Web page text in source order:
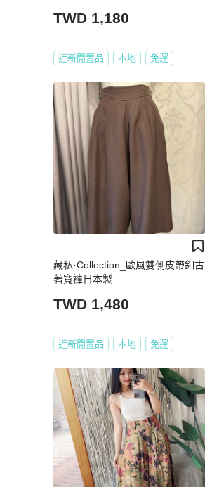
TWD 1,180
近新閒置品 本地 免運
藏私·Collection_歐風雙側皮帶釦古
著寬褲日本製
TWD 1,480
近新閒置品 本地 免運